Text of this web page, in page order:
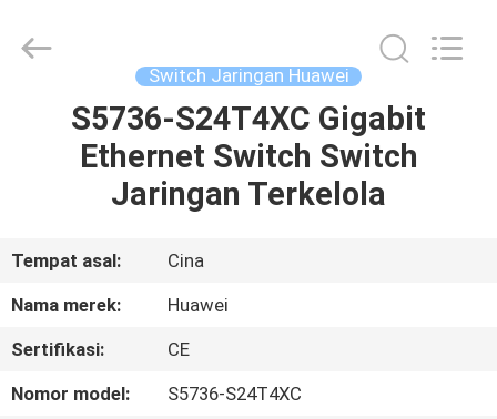
RUMAH
PRODUK
VIDEO
KAMI
Ltd..
Switch Jaringan Huawei
S5736-S24T4XC Gigabit
Ethernet Switch Switch
Jaringan Terkelola
Tempat asal:
Cina
Nama merek:
Huawei
Sertifikasi:
CE
Nomor model:
S5736-S24T4XC